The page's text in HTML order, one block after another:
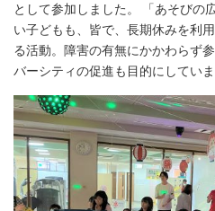
として参加しました。 「あそびの
い子どもも、皆で、長期休みを利
る活動。障害の有無にかかわらず
バーシティの促進も目的にしていま